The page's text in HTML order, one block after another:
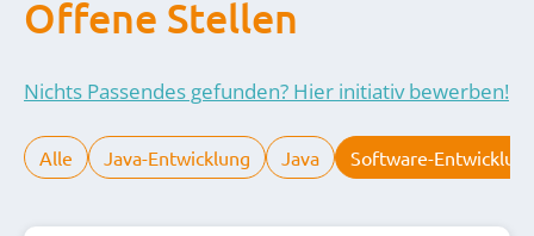
Offene Stellen
Nichts Passendes gefunden? Hier initiativ bewerben!
Alle Java-Entwicklung Java Software-